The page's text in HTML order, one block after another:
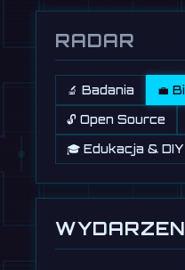
RADAR
🔬 Badania 💼
🔓 Open Source
🎓 Edukacja & DIY